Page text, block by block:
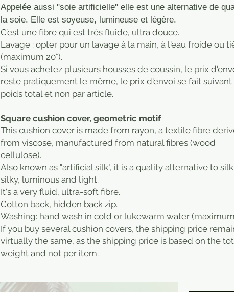
Appelée aussi "soie artificielle" elle est une alternative de
la soie. Elle est soyeuse, lumineuse et légère.
C’est une fibre qui est très fluide, ultra douce.
Lavage : opter pour un lavage à la main, à l'eau froide ou
(maximum 20°).
Si vous achetez plusieurs housses de coussin, le prix
reste pratiquement le même, le prix d'envoi se fait suivant
poids total et non par article.
Square cushion cover, geometric motif
This cushion cover is made from rayon, a textile fibre
from viscose, manufactured from natural fibres (wood
cellulose).
Also known as "artificial silk", it is a quality alternative to
silky, luminous and light.
It's a very fluid, ultra-soft fibre.
Cotton back, hidden back zip.
Washing: hand wash in cold or lukewarm water (maximum
If you buy several cushion covers, the shipping price
virtually the same, as the shipping price is based on the
weight and not per item.